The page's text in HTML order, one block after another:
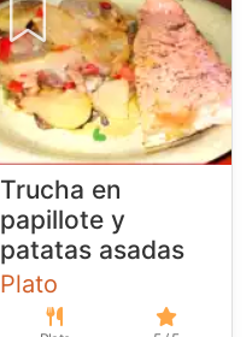
Trucha en
papillote y
patatas asadas
Plato